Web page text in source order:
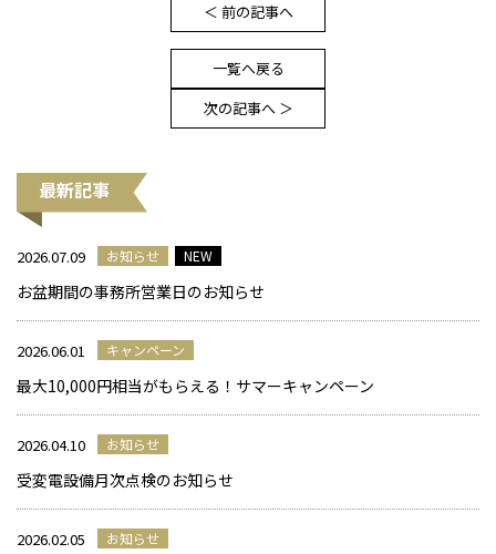
＜ 前の記事へ
一覧へ戻る
次の記事へ ＞
最新記事
2026.07.09 お知らせ NEW
お盆期間の事務所営業日のお知らせ
2026.06.01 キャンペーン
最大10,000円相当がもらえる！サマーキャンペーン
2026.04.10 お知らせ
受変電設備月次点検のお知らせ
2026.02.05 お知らせ